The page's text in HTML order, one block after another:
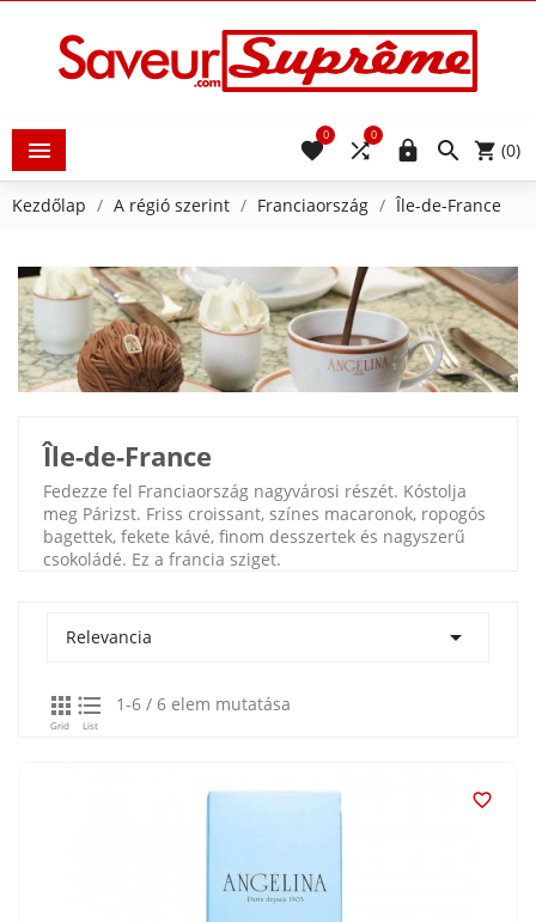
  (0)


0

0
Kezdőlap A régió szerint Franciaország Île-de-France
Île-de-France
Fedezze fel Franciaország nagyvárosi részét. Kóstolja
meg Párizst. Friss croissant, színes macaronok, ropogós
bagettek, fekete kávé, finom desszertek és nagyszerű
csokoládé. Ez a francia sziget.
Relevancia 

Grid

List
1-6 / 6 elem mutatása
